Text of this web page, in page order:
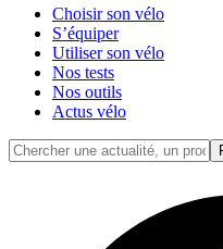
Choisir son vélo
S’équiper
Utiliser son vélo
Nos tests
Nos outils
Actus vélo